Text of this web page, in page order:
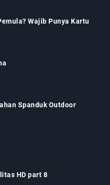
Wajib Punya Kartu
Spanduk Outdoor
HD part 8